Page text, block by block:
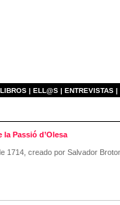
| ELL@S | ENTREVISTAS |
la Passió d’Olesa
1714, creado por Salvador